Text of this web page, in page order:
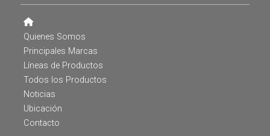
Quienes Somos
Principales Marcas
Líneas de Productos
Todos los Productos
Noticias
Ubicación
Contacto